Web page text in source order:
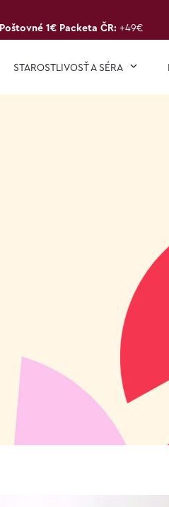
Poštovné 1€ Packeta ČR: +49€
STAROSTLIVOSŤ A SÉRA